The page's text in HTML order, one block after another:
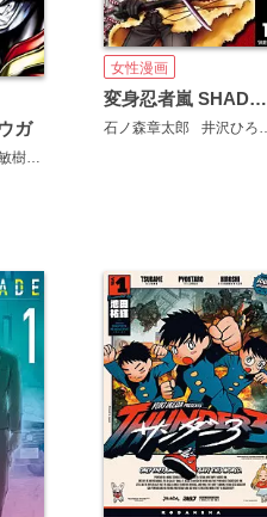
ガ
樹 横島一
女性漫画
変身忍者嵐 SHADOW STORM
石ノ森章太郎 井沢ひろし